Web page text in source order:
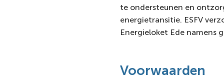
te ondersteunen en
energietransitie. ESFV
Energieloket Ede namens
Voorwaarden